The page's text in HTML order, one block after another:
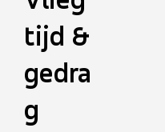
tijd &
gedra
g